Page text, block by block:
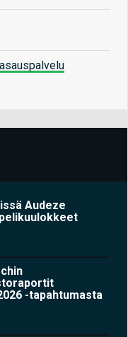
Audeze
-tapahtumasta